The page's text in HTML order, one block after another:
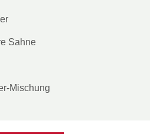
Sahne
Mischung